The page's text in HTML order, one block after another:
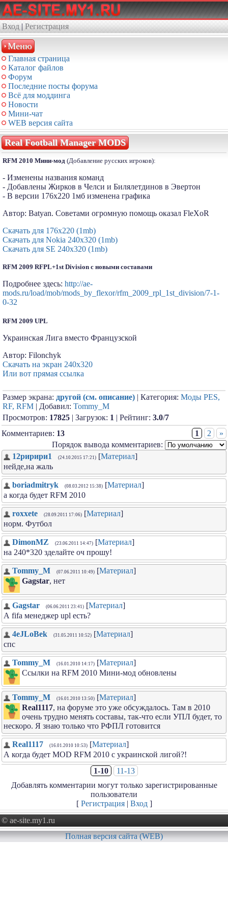
Вход | Регистрация
Меню
Главная страница
Каталог файлов
Форум
Последние посты форума
Всё для моддинга
Новости
Мини-чат
WEB версия сайта
Real Football Manager MODS
RFM 2010 Мини-мод (Добавление русских игроков):
- Изменены названия команд
- Добавлены Жирков в Челси и Билялетдинов в Эвертон
- В версии 176х220 1мб изменена графика
Автор: Batyan. Советами огромную помощь оказал FleXoR
Скачать для 176x220 (1mb)
Скачать для Nokia 240x320 (1mb)
Скачать для SE 240x320 (1mb)
RFM 2009 RFPL+1st Division с новыми составами
Подробнее здесь: http://ae-
mods.ru/load/mob/mods_by_flexor/rfm_2009_rpl_1st_division/7-1-
0-32
RFM 2009 UPL
Украинская Лига вместо Французской
Автор: Filonchyk
Скачать на экран 240х320
Или вот прямая ссылка
Размер экрана: другой (см. описание) | Категория: Моды PES,
RF, RFM | Добавил: Tommy_M
Просмотров: 17825 | Загрузок: 1 | Рейтинг: 3.0/7
Комментариев: 13 1 2
»
Порядок вывода комментариев:
12ририри1
(24.10.2015 17:21) [Материал]
нейде,на жаль
boriadmitryk (08.03.2012 15:38) [Материал]
а когда будет RFM 2010
roxxete (28.09.2011 17:06) [Материал]
норм. Футбол
DimonMZ (23.06.2011 14:47) [Материал]
на 240*320 зделайте оч прошу!
Tommy_M (07.06.2011 10:49) [Материал]
Gagstar, нет
Gagstar (06.06.2011 23:41) [Материал]
А fifa менеджер uрl есть?
4eJLoBek (31.05.2011 10:52) [Материал]
спс
Tommy_M (16.01.2010 14:17) [Материал]
Ссылки на RFM 2010 Мини-мод обновлены
Tommy_M (16.01.2010 13:50) [Материал]
Real1117, на форуме это уже обсуждалось. Там в 2010
очень трудно менять составы, так-что если УПЛ будет, то
нескоро. Я знаю только что РФПЛ готовится
Real1117 (16.01.2010 10:53) [Материал]
А когда будет MOD RFM 2010 с украинской лигой?!
1-10
11-13
Добавлять комментарии могут только зарегистрированные
пользователи
[ Регистрация| Вход]
© ae-site.my1.ru
Полная версия сайта (WEB)